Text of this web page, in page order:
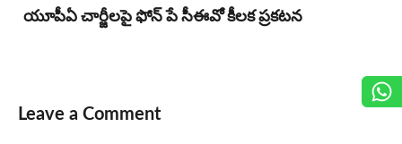
యూపీఏ చార్జీల‌పై ఫోన్ పే సీఈవో కీల‌క ప్ర‌క‌ట‌న‌
Leave a Comment